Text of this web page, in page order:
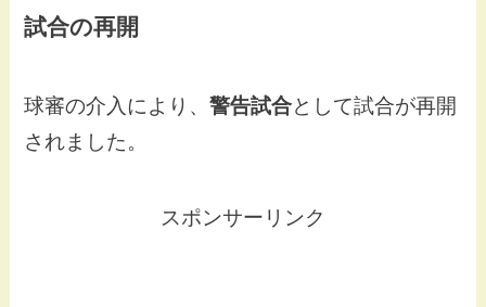
試合の再開
球審の介入により、警告試合として試合が再開
されました。
スポンサーリンク